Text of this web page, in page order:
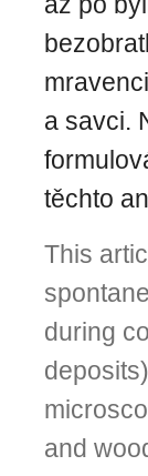
a savci.
těchto
This
during
and